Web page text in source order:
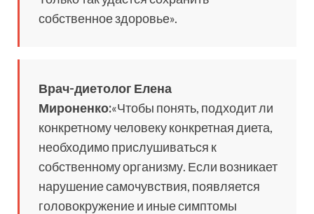
собственное здоровье».
Врач-диетолог Елена
Мироненко:«Чтобы понять, подходит ли
конкретному человеку конкретная диета,
необходимо прислушиваться к
собственному организму. Если возникает
нарушение самочувствия, появляется
головокружение и иные симптомы